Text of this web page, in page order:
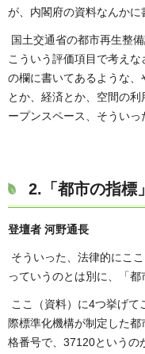
が、内閣府の資料なんかに
国土交通省の都市再生整
こういう評価項目で考え
の欄に書いてあるような
とか、経済とか、空間の
ープンスペース、そういっ
2.「都市の指標
登壇者 河野通長
そういった、法律的にこ
っていうのとは別に、「都
ここ（資料）に4つ挙げて
際標準化機構が制定した
格番号で、37120というの